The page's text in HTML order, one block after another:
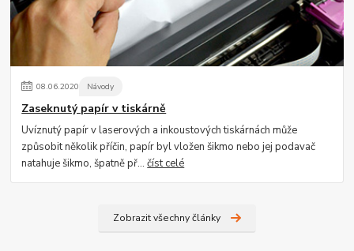
08.06.2020 Návody
Zaseknutý papír v tiskárně
Uvíznutý papír v laserových a inkoustových tiskárnách může
způsobit několik příčin, papír byl vložen šikmo nebo jej podavač
natahuje šikmo, špatně př...číst celé
Zobrazit všechny články